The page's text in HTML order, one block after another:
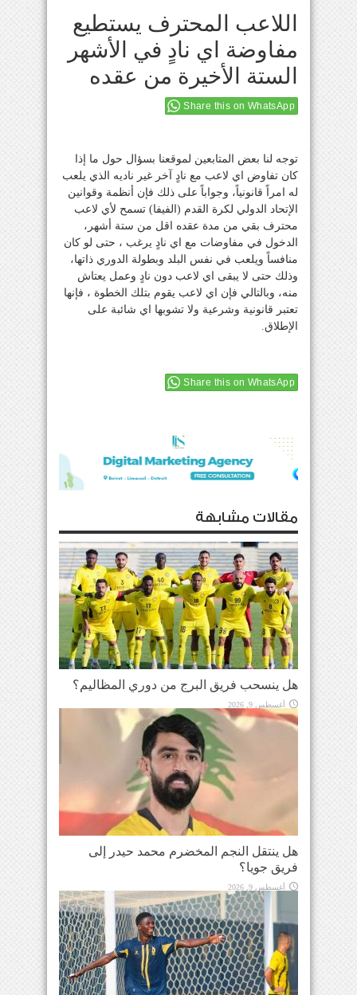
اللاعب المحترف يستطيع
مفاوضة اي نادٍ في الأشهر
الستة الأخيرة من عقده
Share this on WhatsApp
توجه لنا بعض المتابعين لموقعنا بسؤال حول ما إذا
كان تفاوض اي لاعب مع نادٍ آخر غير ناديه الذي يلعب
له امراً قانونياً، وجواباً على ذلك فإن أنظمة وقوانين
الإتحاد الدولي لكرة القدم (الفيفا) تسمح لأي لاعب
محترف بقي من مدة عقده اقل من ستة أشهر،
الدخول في مفاوضات مع اي نادٍ يرغب ، حتى لو كان
منافساً ويلعب في نفس البلد وبطولة الدوري ذاتها،
وذلك حتى لا يبقى اي لاعب دون نادٍ وعمل يعتاش
منه، وبالتالي فإن اي لاعب يقوم بتلك الخطوة ، فإنها
تعتبر قانونية وشرعية ولا تشوبها اي شائبة على
الإطلاق.
Share this on WhatsApp
مقالات مشابهة
هل ينسحب فريق البرج من دوري المظاليم؟
أغسطس 9, 2026
هل ينتقل النجم المخضرم محمد حيدر إلى
فريق جويا؟
أغسطس 9, 2026